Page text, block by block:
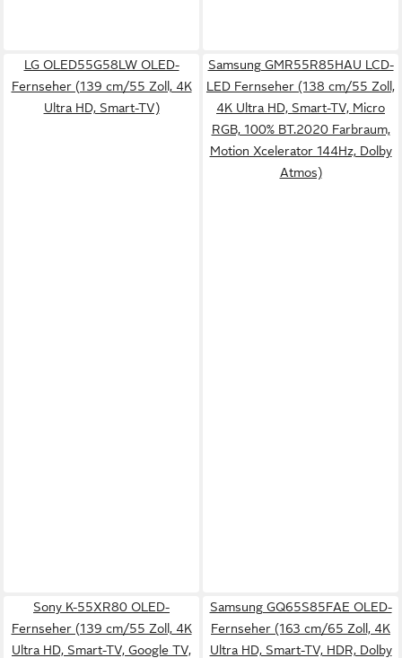
LG OLED55G58LW OLED-
Fernseher (139 cm/55 Zoll, 4K
Ultra HD, Smart-TV)
Samsung GMR55R85HAU LCD-
LED Fernseher (138 cm/55 Zoll,
4K Ultra HD, Smart-TV, Micro
RGB, 100% BT.2020 Farbraum,
Motion Xcelerator 144Hz, Dolby
Atmos)
Sony K-55XR80 OLED-
Fernseher (139 cm/55 Zoll, 4K
Ultra HD, Smart-TV, Google TV,
Samsung GQ65S85FAE OLED-
Fernseher (163 cm/65 Zoll, 4K
Ultra HD, Smart-TV, HDR, Dolby